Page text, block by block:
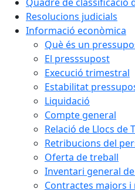
Resolucions judicials
Informació econòmica
Què és un
El presssupost
Execució trimestral
Estabilitat
Liquidació
Compte general
Relació de Llocs de
Retribucions del
Oferta de treball
Inventari general
Contractes majors i